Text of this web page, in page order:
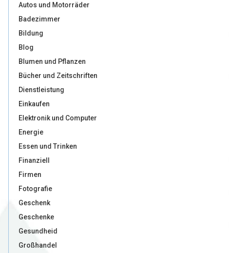
Autos und Motorräder
Badezimmer
Bildung
Blog
Blumen und Pflanzen
Bücher und Zeitschriften
Dienstleistung
Einkaufen
Elektronik und Computer
Energie
Essen und Trinken
Finanziell
Firmen
Fotografie
Geschenk
Geschenke
Gesundheid
Großhandel